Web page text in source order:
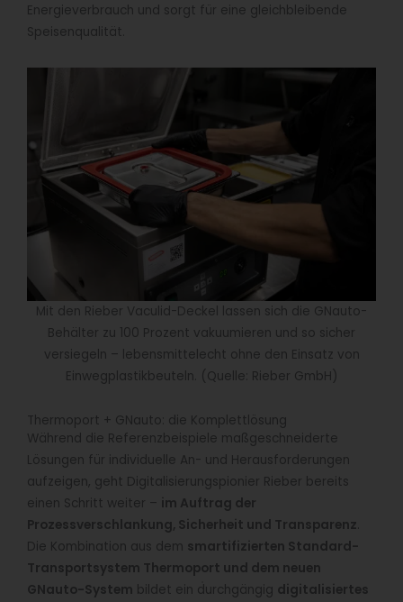
Energieverbrauch und sorgt für eine gleichbleibende
Speisenqualität.
Mit den Rieber Vaculid-Deckel lassen sich die GNauto-
Behälter zu 100 Prozent vakuumieren und so sicher
versiegeln – lebensmittelecht ohne den Einsatz von
Einwegplastikbeuteln. (Quelle: Rieber GmbH)
Thermoport + GNauto: die Komplettlösung
Während die Referenzbeispiele maßgeschneiderte
Lösungen für individuelle An- und Herausforderungen
aufzeigen, geht Digitalisierungspionier Rieber bereits
einen Schritt weiter – im Auftrag der
Prozessverschlankung, Sicherheit und Transparenz
Die Kombination aus dem smartifizierten Standard-
Transportsystem Thermoport und dem neuen
GNauto-System bildet ein durchgängig digitalisiertes